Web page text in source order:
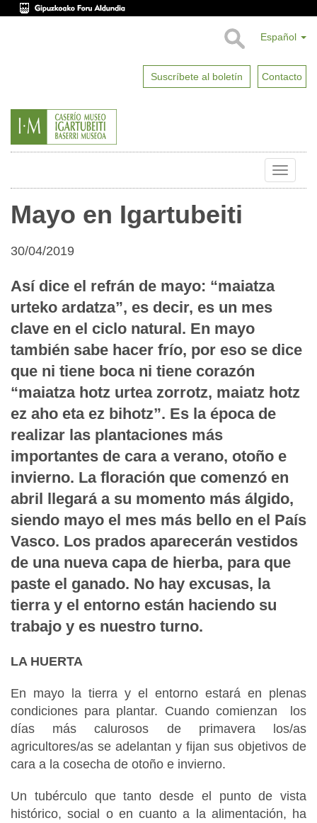
Español
Suscríbete al boletín Contacto
Toggle
Mayo en Igartubeiti
30/04/2019
Así dice el refrán de mayo: “maiatza
urteko ardatza”, es decir, es un mes
clave en el ciclo natural. En mayo
también sabe hacer frío, por eso se dice
que ni tiene boca ni tiene corazón
“maiatza hotz urtea zorrotz, maiatz hotz
ez aho eta ez bihotz”. Es la época de
realizar las plantaciones más
importantes de cara a verano, otoño e
invierno. La floración que comenzó en
abril llegará a su momento más álgido,
siendo mayo el mes más bello en el País
Vasco. Los prados aparecerán vestidos
de una nueva capa de hierba, para que
paste el ganado. No hay excusas, la
tierra y el entorno están haciendo su
trabajo y es nuestro turno.
LA HUERTA
En mayo la tierra y el entorno estará en plenas
condiciones para plantar. Cuando comienzan los
días más calurosos de primavera los/as
agricultores/as se adelantan y fijan sus objetivos de
cara a la cosecha de otoño e invierno.
Un tubérculo que tanto desde el punto de vista
histórico, social o en cuanto a la alimentación, ha